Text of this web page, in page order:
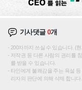
기사댓글0개
200자까지 쓰실 수 있습니다. (
저작권 등 다른 사람의 권리를
를 받을 수 있습니다.
타인에게 불쾌감을 주는 욕설
리자의 판단에 의해 삭제 합니다.